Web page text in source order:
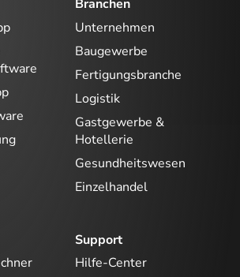
Branchen
Unternehmen
Baugewerbe
Fertigungsbranche
Logistik
Gastgewerbe &
Hotellerie
Gesundheitswesen
Einzelhandel
Support
Hilfe-Center